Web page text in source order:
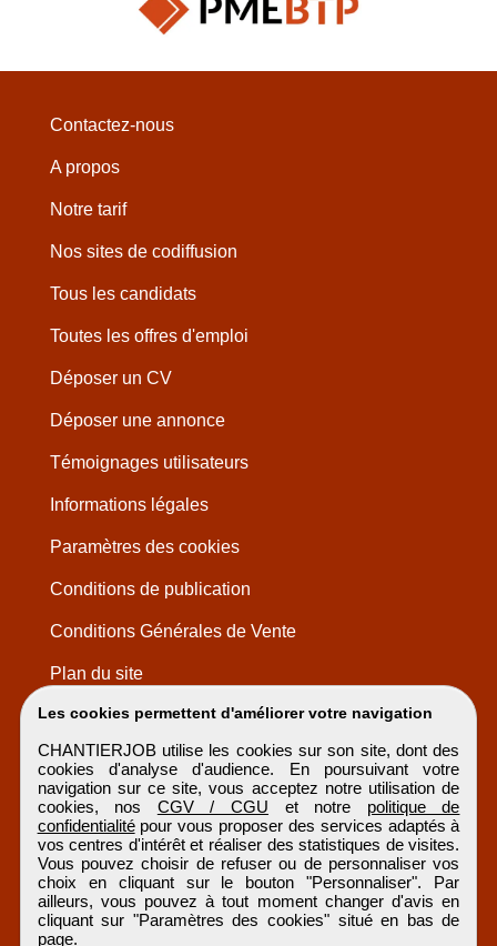
Les cookies permettent d'améliorer votre navigation
CHANTIERJOB utilise les cookies sur son site, dont des
cookies d'analyse d'audience. En poursuivant votre
navigation sur ce site, vous acceptez notre utilisation de
cookies, nos CGV / CGU et notre politique de
confidentialitépour vous proposer des services adaptés à
vos centres d'intérêt et réaliser des statistiques de visites.
Vous pouvez choisir de refuser ou de personnaliser vos
choix en cliquant sur le bouton "Personnaliser". Par
ailleurs, vous pouvez à tout moment changer d'avis en
cliquant sur "Paramètres des cookies" situé en bas de
page.
Contactez-nous
A propos
Notre tarif
Nos sites de codiffusion
Tous les candidats
Toutes les offres d'emploi
Déposer un CV
Déposer une annonce
Témoignages utilisateurs
Informations légales
Paramètres des cookies
Conditions de publication
Conditions Générales de Vente
Plan du site